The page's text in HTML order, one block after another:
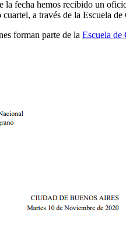
hemos recibido un
a través de la Escuela
forman parte de la Escuela de